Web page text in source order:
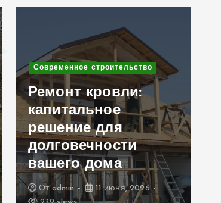
Современное строительство
Клинкерный кирпич
в дизайне
интерьера и
экстерьера: 10 идей
для уникального
дома
Отadmin
6 июня, 2026